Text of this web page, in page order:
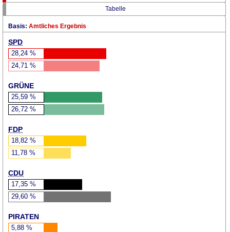
Tabelle
Basis: Amtliches Ergebnis
SPD
28,24 %
24,71 %
GRÜNE
25,59 %
26,72 %
FDP
18,82 %
11,78 %
CDU
17,35 %
29,60 %
PIRATEN
5,88 %